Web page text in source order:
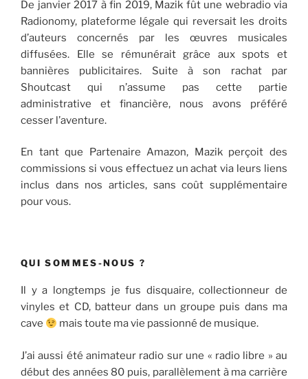
De janvier 2017 à fin 2019, Mazik fût une webradio via
Radionomy, plateforme légale qui reversait les droits
d’auteurs concernés par les œuvres musicales
diffusées. Elle se rémunérait grâce aux spots et
bannières publicitaires. Suite à son rachat par
Shoutcast qui n’assume pas cette partie
administrative et financière, nous avons préféré
cesser l’aventure.
En tant que Partenaire Amazon, Mazik perçoit des
commissions si vous effectuez un achat via leurs liens
inclus dans nos articles, sans coût supplémentaire
pour vous.
QUI SOMMES-NOUS ?
Il y a longtemps je fus disquaire, collectionneur de
vinyles et CD, batteur dans un groupe puis dans ma
cave
mais toute ma vie passionné de musique.
J’ai aussi été animateur radio sur une « radio libre » au
début des années 80 puis, parallèlement à ma carrière